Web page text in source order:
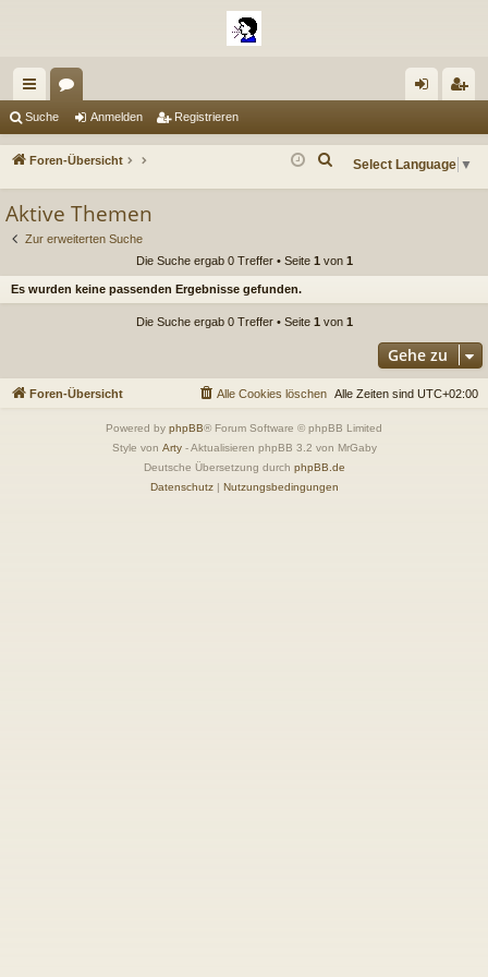
ch
ne
ug
riff
en m ist
Suche Anmelden Registrieren
Foren-Übersicht Select Language ▼
Aktive Themen
Zur erweiterten Suche
Die Suche ergab 0 Treffer • Seite 1 von 1
Es wurden keine passenden Ergebnisse gefunden.
Die Suche ergab 0 Treffer • Seite 1 von 1
Gehe zu
Foren-Übersicht Alle Zeiten sind UTC+02:00
Alle Cookies löschen
Powered by phpBB® Forum Software © phpBB Limited
Style von Arty- Aktualisieren phpBB 3.2 von MrGaby
Deutsche Übersetzung durch phpBB.de
Datenschutz| Nutzungsbedingungen